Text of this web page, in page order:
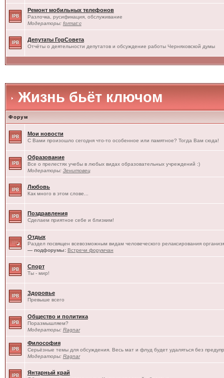
Ремонт мобильных телефонов
Разлочка, русификация, обслуживание
Модераторы: format:c
Депутаты ГорСовета
Отчёты о деятельности депутатов и обсуждение работы Черняховской думы
Жизнь бьёт ключом
Форум
Мои новости
С Вами произошло сегодня что-то особенное или памятное? Тогда Вам сюда!
Образование
Все о прелестях учебы в любых видах образовательных учреждений :)
Модераторы: Зенитовец
Любовь
Как много в этом слове...
Поздравления
Сделаем приятное себе и близким!
Отдых
Раздел посвящен всевозможным видам человеческого релаксирования
— подфорумы: Встречи форумчан
Спорт
Ты - мир!
Здоровье
Превыше всего
Общество и политика
Поразмышляем?
Модераторы: Ragnar
Философия
Серьёзные темы для обсуждения. Весь мат и флуд будет удаляться без
Модераторы: Ragnar
Янтарный край